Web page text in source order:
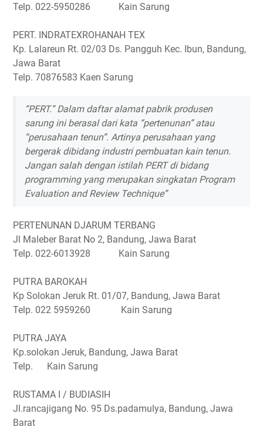
Telp. 022-5950286 Kain Sarung
PERT. INDRATEXROHANAH TEX
Kp. Lalareun Rt. 02/03 Ds. Pangguh Kec. Ibun, Bandung,
Jawa Barat
Telp. 70876583 Kaen Sarung
“PERT.” Dalam daftar alamat pabrik produsen
sarung ini berasal dari kata “pertenunan” atau
“perusahaan tenun”. Artinya perusahaan yang
bergerak dibidang industri pembuatan kain tenun.
Jangan salah dengan istilah PERT di bidang
programming yang merupakan singkatan Program
Evaluation and Review Technique”
PERTENUNAN DJARUM TERBANG
Jl Maleber Barat No 2, Bandung, Jawa Barat
Telp. 022-6013928 Kain Sarung
PUTRA BAROKAH
Kp Solokan Jeruk Rt. 01/07, Bandung, Jawa Barat
Telp. 022 5959260 Kain Sarung
PUTRA JAYA
Kp.solokan Jeruk, Bandung, Jawa Barat
Telp. Kain Sarung
RUSTAMA I / BUDIASIH
Jl.rancajigang No. 95 Ds.padamulya, Bandung, Jawa
Barat